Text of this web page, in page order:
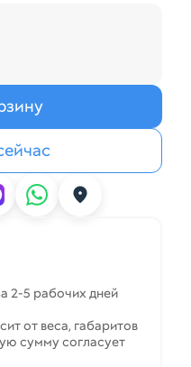
2-5 рабочих дней
от веса, габаритов
сумму согласует